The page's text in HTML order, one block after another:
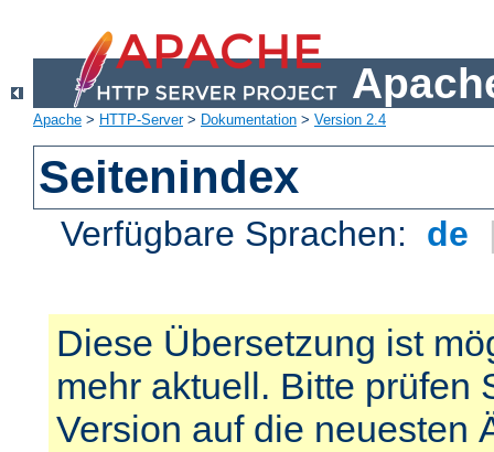
Apache > HTTP-Server> Dokumentation > Version 2.4
Seitenindex
Verfügbare Sprachen: de
Diese Übersetzung ist
mehr aktuell. Bitte prüfen
Version auf die neuesten